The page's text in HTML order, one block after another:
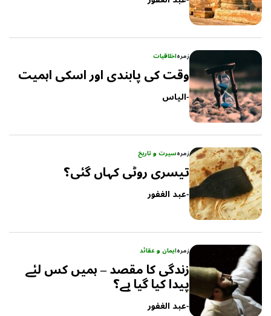
زمرہاخلاقیات
وقت کی پابندی اور اسکی اہمیت
-الیاس
زمرہسیرت و تاریخ
تیسری روٹی کہاں گئی؟
-عبد الغفور
زمرہایمان و عقائد
زندگی کا مقصد – ہمیں کس لئے
پیدا کیا گیا ہے؟
-عبد الغفور